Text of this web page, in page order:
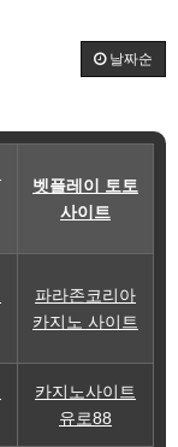
날짜순
벳플레이 토토
사이트
파라존코리아
카지노 사이트
카지노사이트
유로88